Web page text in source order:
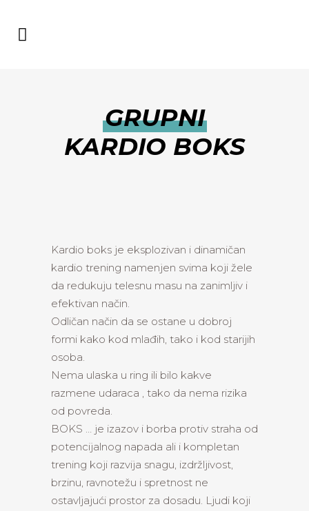
GRUPNI
KARDIO BOKS
Kardio boks je eksplozivan i dinamičan
kardio trening namenjen svima koji žele
da redukuju telesnu masu na zanimljiv i
efektivan način.
Odličan način da se ostane u dobroj
formi kako kod mlađih, tako i kod starijih
osoba.
Nema ulaska u ring ili bilo kakve
razmene udaraca , tako da nema rizika
od povreda.
BOKS … je izazov i borba protiv straha od
potencijalnog napada ali i kompletan
trening koji razvija snagu, izdržljivost,
brzinu, ravnotežu i spretnost ne
ostavljajući prostor za dosadu. Ljudi koji